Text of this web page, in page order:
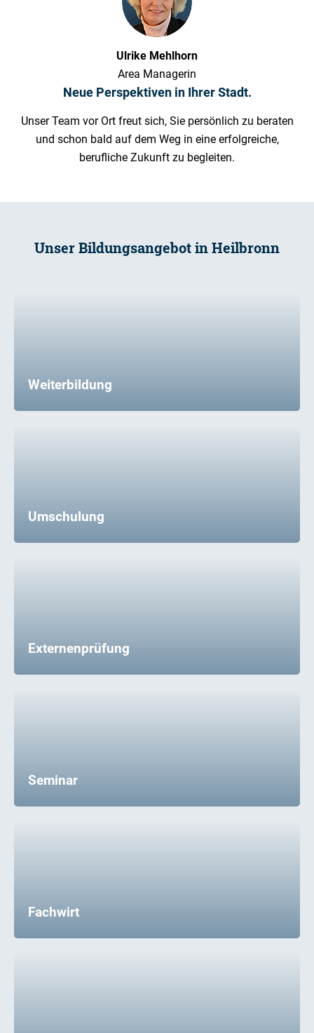
Ulrike Mehlhorn
Area Managerin
Neue Perspektiven in Ihrer Stadt.
Unser Team vor Ort freut sich, Sie persönlich zu beraten
und schon bald auf dem Weg in eine erfolgreiche,
berufliche Zukunft zu begleiten.
Unser Bildungsangebot in Heilbronn
Weiterbildung
Umschulung
Externenprüfung
Seminar
Fachwirt